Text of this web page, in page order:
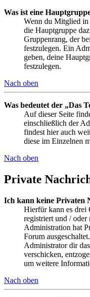
Was ist eine
Wenn du Mitglied in
die Hauptgruppe
Gruppenrang, der
festzulegen. Ein
geben, deine
festzulegen.
Nach oben
Was bedeutet der „Das
Auf dieser Seite
einschließlich der
findest hier auch
diese im Einzelnen
Nach oben
Private
Ich kann keine Privaten
Hierfür kann es drei
registriert und / oder
Administration hat
Forum
Administrator dir
verschicken,
um weitere
Nach oben